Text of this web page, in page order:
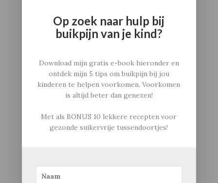
Contact
Algemene voorwaarden
Gezondmetkids
Op zoek naar hulp bij
buikpijn van je kind?
Download mijn gratis e-book hieronder en
ontdek mijn 5 tips om buikpijn bij jou
kinderen te helpen voorkomen. Voorkomen
is altijd beter dan genezen!
Met als BONUS 10 lekkere recepten voor
gezonde suikervrije tussendoortjes!